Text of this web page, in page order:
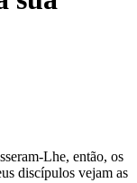
Lhe, então, os
discípulos vejam as